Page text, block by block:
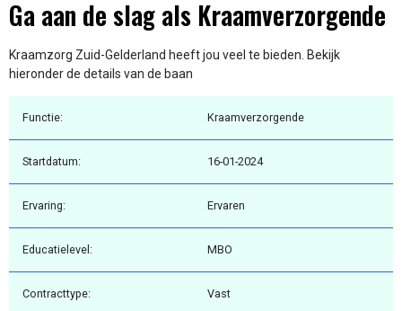
Ga aan de slag als Kraamverzorgende
Kraamzorg Zuid-Gelderland heeft jou veel te bieden. Bekijk
hieronder de details van de baan
Functie: Kraamverzorgende
Startdatum: 16-01-2024
Ervaring: Ervaren
Educatielevel: MBO
Contracttype: Vast